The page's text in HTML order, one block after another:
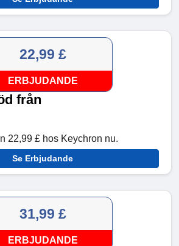
22,99 £
ERBJUDANDE
från
22,99 £ hos Keychron nu.
Se Erbjudande
31,99 £
ERBJUDANDE